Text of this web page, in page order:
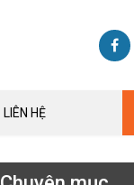
LIÊN HỆ